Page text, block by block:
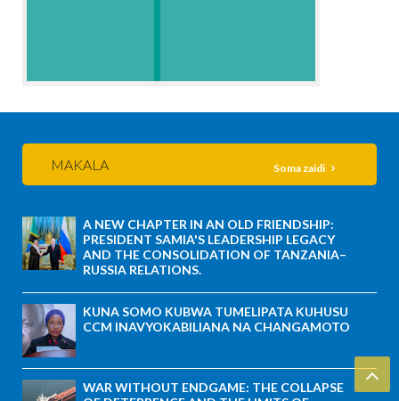
MAKALA Soma zaidi
A NEW CHAPTER IN AN OLD FRIENDSHIP:
PRESIDENT SAMIA'S LEADERSHIP LEGACY
AND THE CONSOLIDATION OF TANZANIA–
RUSSIA RELATIONS.
KUNA SOMO KUBWA TUMELIPATA KUHUSU
CCM INAVYOKABILIANA NA CHANGAMOTO
WAR WITHOUT ENDGAME: THE COLLAPSE